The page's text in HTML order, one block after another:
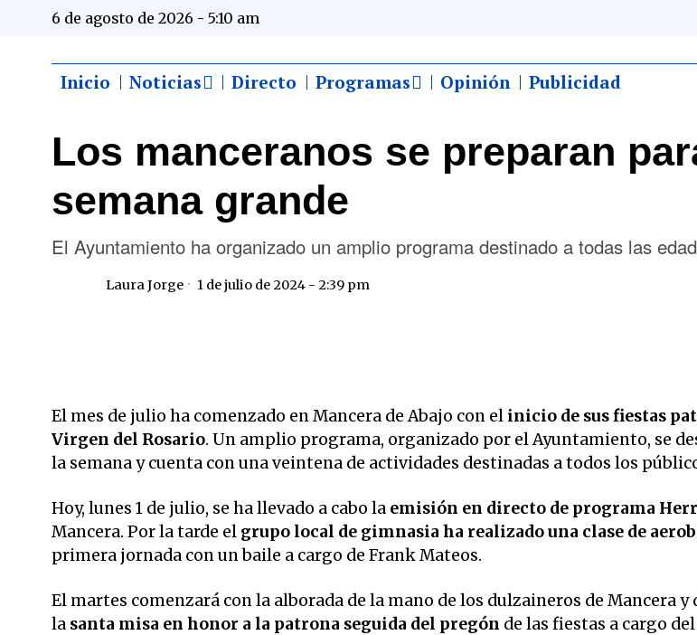
6 de agosto de 2026 - 5:10 am
Inicio Noticias Directo Programas Opinión Publicidad
Los manceranos se preparan
semana grande
El Ayuntamiento ha organizado un amplio programa destinado a todas las
Laura Jorge 1 de julio de 2024 - 2:39 pm
El mes de julio ha comenzado en Mancera de Abajo con el inicio de sus fiestas
Virgen del Rosario. Un amplio programa, organizado por el Ayuntamiento, se
la semana y cuenta con una veintena de actividades destinadas a todos los
Hoy, lunes 1 de julio, se ha llevado a cabo la emisión en directo de programa
Mancera. Por la tarde el grupo local de gimnasia ha realizado una clase de
primera jornada con un baile a cargo de Frank Mateos.
El martes comenzará con la alborada de la mano de los dulzaineros de Mancera
la santa misa en honor a la patrona seguida del pregón de las fiestas a cargo